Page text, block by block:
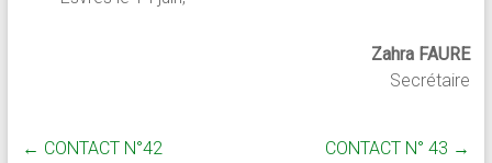
Zahra FAURE
Secrétaire
← CONTACT N°42 CONTACT N° 43 →